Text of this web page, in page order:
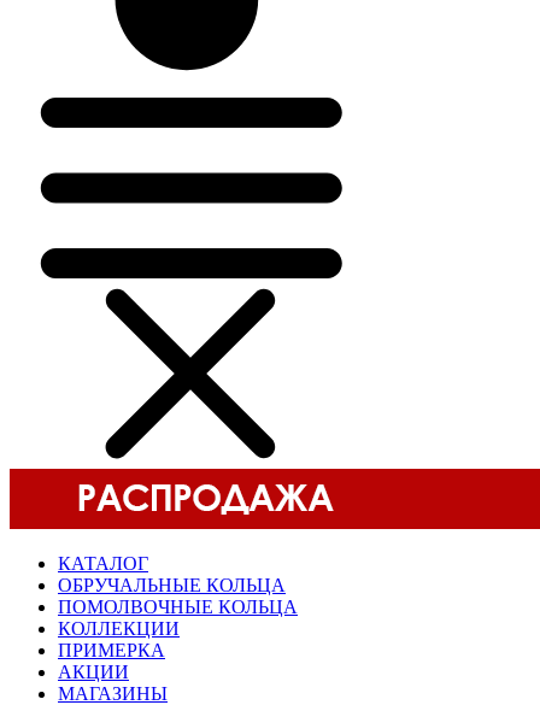
КАТАЛОГ
ОБРУЧАЛЬНЫЕ КОЛЬЦА
ПОМОЛВОЧНЫЕ КОЛЬЦА
КОЛЛЕКЦИИ
ПРИМЕРКА
АКЦИИ
МАГАЗИНЫ